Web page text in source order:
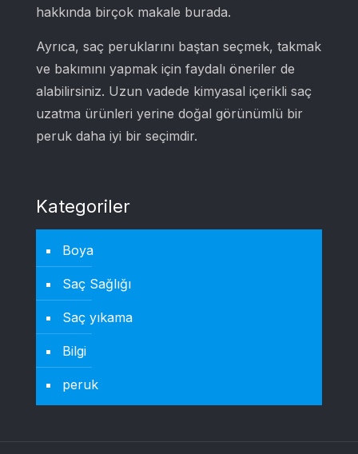
hakkında birçok makale burada.
Ayrıca, saç peruklarını baştan seçmek, takmak
ve bakımını yapmak için faydalı öneriler de
alabilirsiniz. Uzun vadede kimyasal içerikli saç
uzatma ürünleri yerine doğal görünümlü bir
peruk daha iyi bir seçimdir.
Kategoriler
Boya
Saç Sağlığı
Saç yıkama
Bilgi
peruk